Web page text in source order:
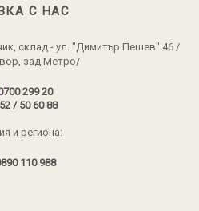
С НАС
склад - ул. "Димитър Пешев" 46 /
зад Метро/
299 20
/ 50 60 88
и региона:
110 988